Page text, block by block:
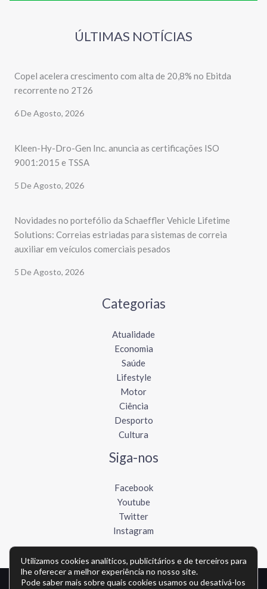
ÚLTIMAS NOTÍCIAS
Copel acelera crescimento com alta de 20,8% no Ebitda
recorrente no 2T26
6 De Agosto, 2026
Kleen-Hy-Dro-Gen Inc. anuncia as certificações ISO
9001:2015 e TSSA
5 De Agosto, 2026
Novidades no portefólio da Schaeffler Vehicle Lifetime
Solutions: Correias estriadas para sistemas de correia
auxiliar em veículos comerciais pesados
5 De Agosto, 2026
Categorias
Atualidade
Economia
Saúde
Lifestyle
Motor
Ciência
Desporto
Cultura
Siga-nos
Facebook
Youtube
Twitter
Instagram
Utilizamos cookies analíticos, publicitários e de terceiros para
lhe oferecer a melhor experiência no nosso site.
Pode saber mais sobre quais cookies usamos ou desativá-los